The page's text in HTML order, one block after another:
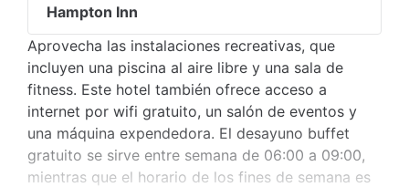
Hampton Inn
Aprovecha las instalaciones recreativas, que
incluyen una piscina al aire libre y una sala de
fitness. Este hotel también ofrece acceso a
internet por wifi gratuito, un salón de eventos y
una máquina expendedora. El desayuno buffet
gratuito se sirve entre semana de 06:00 a 09:00,
mientras que el horario de los fines de semana es